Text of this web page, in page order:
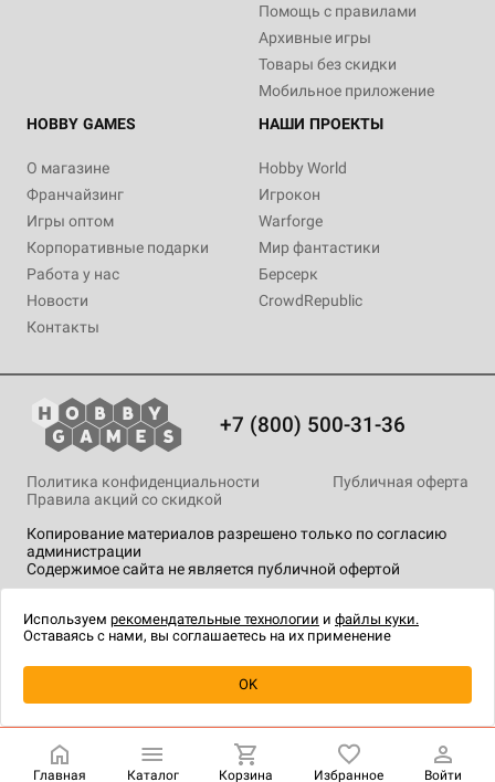
Уведомить о наличии
Помощь с правилами
Архивные игры
Товары без скидки
Мобильное приложение
HOBBY GAMES
О магазине
Франчайзинг
Игры оптом
Корпоративные подарки
Работа у нас
Новости
Контакты
НАШИ ПРОЕКТЫ
Hobby World
Игрокон
Warforge
Мир фантастики
Берсерк
CrowdRepublic
+7 (800) 500-31-36
Копирование материалов разрешено только по согласию
администрации
Содержимое сайта не является публичной офертой
Политика конфиденциальности
Публичная оферта
Правила акций со скидкой
технологии.
Главная Каталог Корзина Избранное Войти
Используем рекомендательные технологии и файлы куки.
Оставаясь с нами, вы соглашаетесь на их применение
OK